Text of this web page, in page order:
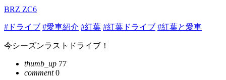
BRZ ZC6
#ドライブ #愛車紹介 #紅葉 #紅葉ドライブ #紅葉と愛車
今シーズンラストドライブ！
thumb_up 77
comment0